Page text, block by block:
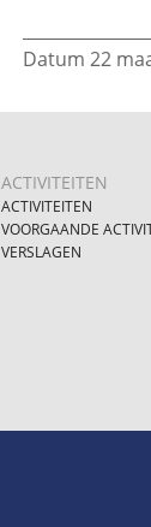
Datum 22
ACTIVITEITEN
ACTIVITEITEN
VOORGAANDE
VERSLAGEN